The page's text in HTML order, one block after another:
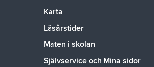
Karta
Läsårstider
Maten i skolan
Självservice och Mina sidor